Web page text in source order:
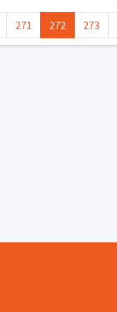
271 272 273